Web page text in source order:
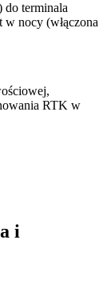
do terminala
w nocy (włączona
RTK w
i